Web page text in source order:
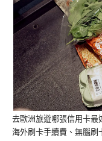
去歐洲旅遊哪張信用卡最
海外刷卡手續費、無腦刷